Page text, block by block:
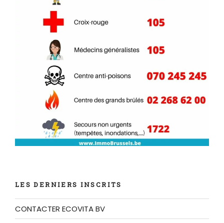
LES DERNIERS INSCRITS
CONTACTER ECOVITA BV